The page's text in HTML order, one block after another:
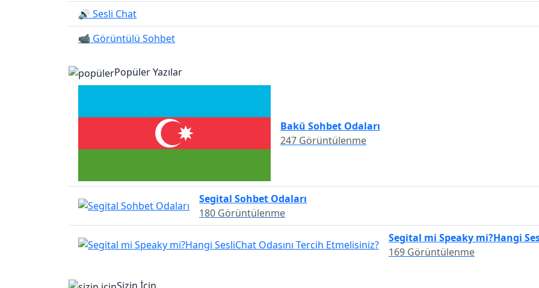
🔊 Sesli Chat
📹 Görüntülü Sohbet
Popüler Yazılar
Bakü Sohbet Odaları
247 Görüntülenme
Segital Sohbet Odaları
180 Görüntülenme
Segital mi Speaky mi?Hangi
169 Görüntülenme